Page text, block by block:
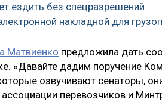
ездить без спецразрешений
накладной для
Матвиенко предложила дать
«Давайте дадим поручение
озвучивают сенаторы,
перевозчиков и